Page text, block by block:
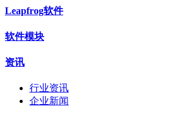
Leapfrog软件
软件模块
资讯
行业资讯
企业新闻